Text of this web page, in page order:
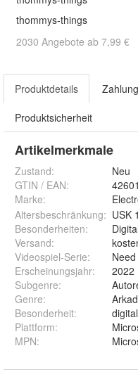
thommys-things
2030 Angebote ab 7,99 €
Produktdetails
Produktsicherheit
Artikelmerkmale
Zustand:
Neu
GTIN / EAN:
Marke:
Altersbeschränkung: USK
Besonderheiten:
Versand:
Videospiel-Serie:
Erscheinungsjahr:
2022
Subgenre:
Genre:
Besonderheit:
Plattform:
MPN: